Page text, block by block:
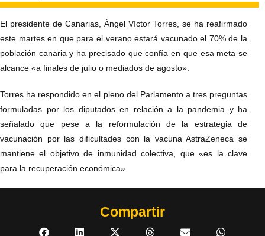
El presidente de Canarias, Ángel Víctor Torres, se ha reafirmado
este martes en que para el verano estará vacunado el 70% de la
población canaria y ha precisado que confía en que esa meta se
alcance «a finales de julio o mediados de agosto».
Torres ha respondido en el pleno del Parlamento a tres preguntas
formuladas por los diputados en relación a la pandemia y ha
señalado que pese a la reformulación de la estrategia de
vacunación por las dificultades con la vacuna AstraZeneca se
mantiene el objetivo de inmunidad colectiva, que «es la clave
para la recuperación económica».
Compartir